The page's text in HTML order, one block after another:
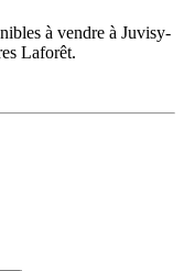
à vendre à Juvisy-
Laforêt.